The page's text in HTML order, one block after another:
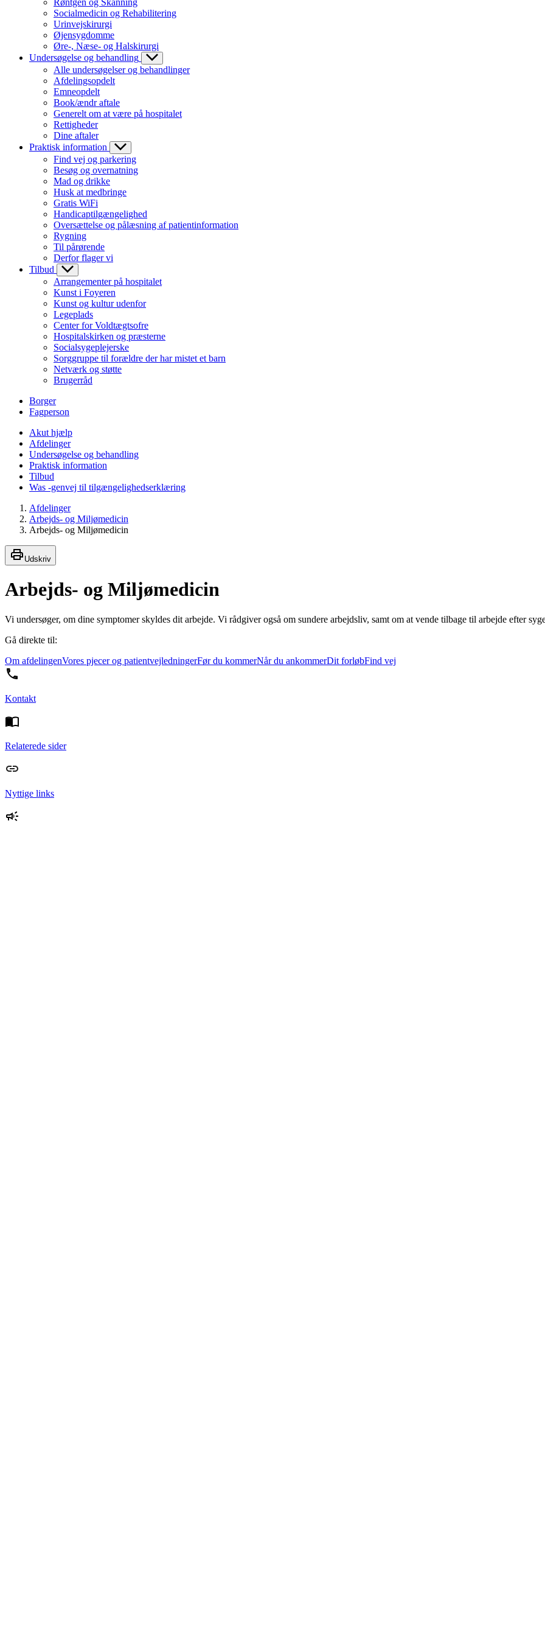
Røntgen og Skanning
Socialmedicin og Rehabilitering
Urinvejskirurgi
Øjensygdomme
Øre-, Næse- og Halskirurgi
Undersøgelse og behandling
Alle undersøgelser og behandlinger
Afdelingsopdelt
Emneopdelt
Book/ændr aftale
Generelt om at være på hospitalet
Rettigheder
Dine aftaler
Praktisk information
Find vej og parkering
Besøg og overnatning
Mad og drikke
Husk at medbringe
Gratis WiFi
Handicaptilgængelighed
Oversættelse og pålæsning af patientinformation
Rygning
Til pårørende
Derfor flager vi
Tilbud
Arrangementer på hospitalet
Kunst i Foyeren
Kunst og kultur udenfor
Legeplads
Center for Voldtægtsofre
Hospitalskirken og præsterne
Socialsygeplejerske
Sorggruppe til forældre der har mistet et barn
Netværk og støtte
Brugerråd
Borger
Fagperson
Akut hjælp
Afdelinger
Undersøgelse og behandling
Praktisk information
Tilbud
Was -genvej til tilgængelighedserklæring
Afdelinger
Arbejds- og Miljømedicin
Arbejds- og Miljømedicin
Udskriv
Arbejds- og Miljømedicin
Vi undersøger, om dine symptomer skyldes dit arbejde. Vi rådgiver også om sundere arbejdsliv, samt om at vende tilbage til arbejde efter
Gå direkte til:
Om afdelingenVores pjecer og patientvejledningerFør du kommerNår du ankommerDit forløbFind vej
Kontakt
Relaterede sider
Nyttige links